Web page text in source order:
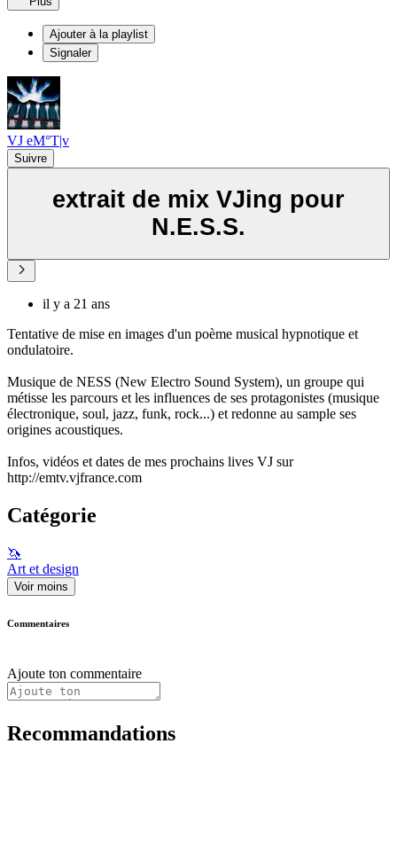
Ajouter à la playlist
Signaler
VJ eM°T|v
Suivre
extrait de mix VJing pour
N.E.S.S.
il y a 21 ans
Tentative de mise en images d'un poème musical hypnotique et
ondulatoire.
Musique de NESS (New Electro Sound System), un groupe qui
métisse les parcours et les influences de ses protagonistes (musique
électronique, soul, jazz, funk, rock...) et redonne au sample ses
origines acoustiques.
Infos, vidéos et dates de mes prochains lives VJ sur
http://emtv.vjfrance.com
Catégorie
🦄
Art et design
Voir moins
Commentaires
Ajoute ton commentaire
Recommandations